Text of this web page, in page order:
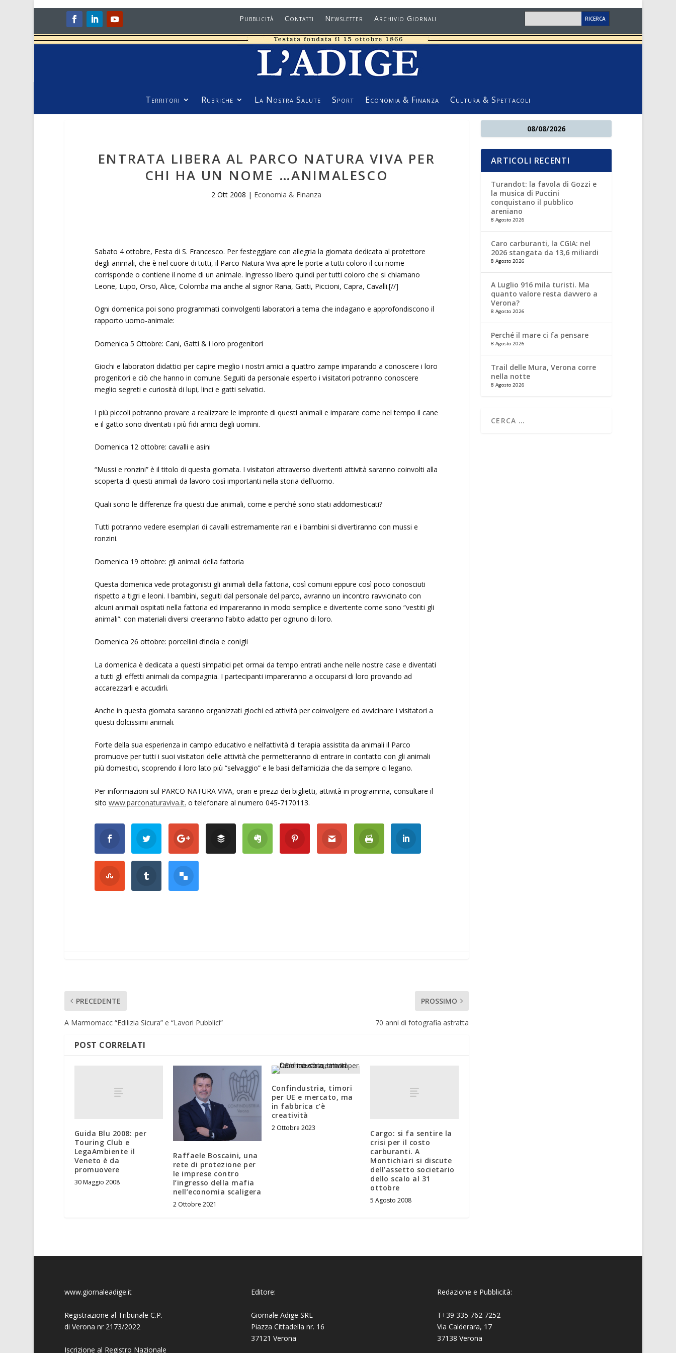
Pubblicità Contatti Newsletter Archivio Giornali
Territori Rubriche La Nostra Salute Sport Economia & Finanza Cultura & Spettacoli
ENTRATA LIBERA AL PARCO NATURA VIVA PER
CHI HA UN NOME …ANIMALESCO
2 Ott 2008 | Economia & Finanza
Sabato 4 ottobre, Festa di S. Francesco. Per festeggiare con allegria la giornata dedicata al protettore
degli animali, che è nel cuore di tutti, il Parco Natura Viva apre le porte a tutti coloro il cui nome
corrisponde o contiene il nome di un animale. Ingresso libero quindi per tutti coloro che si chiamano
Leone, Lupo, Orso, Alice, Colomba ma anche al signor Rana, Gatti, Piccioni, Capra, Cavalli.[//]
Ogni domenica poi sono programmati coinvolgenti laboratori a tema che indagano e approfondiscono il
rapporto uomo-animale:
Domenica 5 Ottobre: Cani, Gatti & i loro progenitori
Giochi e laboratori didattici per capire meglio i nostri amici a quattro zampe imparando a conoscere i loro
progenitori e ciò che hanno in comune. Seguiti da personale esperto i visitatori potranno conoscere
meglio segreti e curiosità di lupi, linci e gatti selvatici.
I più piccoli potranno provare a realizzare le impronte di questi animali e imparare come nel tempo il cane
e il gatto sono diventati i più fidi amici degli uomini.
Domenica 12 ottobre: cavalli e asini
“Mussi e ronzini” è il titolo di questa giornata. I visitatori attraverso divertenti attività saranno coinvolti alla
scoperta di questi animali da lavoro così importanti nella storia dell’uomo.
Quali sono le differenze fra questi due animali, come e perché sono stati addomesticati?
Tutti potranno vedere esemplari di cavalli estremamente rari e i bambini si divertiranno con mussi e
ronzini.
Domenica 19 ottobre: gli animali della fattoria
Questa domenica vede protagonisti gli animali della fattoria, così comuni eppure così poco conosciuti
rispetto a tigri e leoni. I bambini, seguiti dal personale del parco, avranno un incontro ravvicinato con
alcuni animali ospitati nella fattoria ed impareranno in modo semplice e divertente come sono “vestiti gli
animali”: con materiali diversi creeranno l’abito adatto per ognuno di loro.
Domenica 26 ottobre: porcellini d’india e conigli
La domenica è dedicata a questi simpatici pet ormai da tempo entrati anche nelle nostre case e diventati
a tutti gli effetti animali da compagnia. I partecipanti impareranno a occuparsi di loro provando ad
accarezzarli e accudirli.
Anche in questa giornata saranno organizzati giochi ed attività per coinvolgere ed avvicinare i visitatori a
questi dolcissimi animali.
Forte della sua esperienza in campo educativo e nell’attività di terapia assistita da animali il Parco
promuove per tutti i suoi visitatori delle attività che permetteranno di entrare in contatto con gli animali
più domestici, scoprendo il loro lato più “selvaggio” e le basi dell’amicizia che da sempre ci legano.
Per informazioni sul PARCO NATURA VIVA, orari e prezzi dei biglietti, attività in programma, consultare il
sito www.parconaturaviva.it. o telefonare al numero 045-7170113.
PRECEDENTE
A Marmomacc “Edilizia Sicura” e “Lavori Pubblici”
PROSSIMO
70 anni di fotografia astratta
POST CORRELATI
Guida Blu 2008: per
Touring Club e
LegaAmbiente il
Veneto è da
promuovere
30 Maggio 2008
Raffaele Boscaini, una
rete di protezione per
le imprese contro
l’ingresso della mafia
nell’economia scaligera
2 Ottobre 2021
Confindustria, timori
per UE e mercato, ma
in fabbrica c’è
creatività
2 Ottobre 2023
Cargo: si fa sentire la
crisi per il costo
carburanti. A
Montichiari si discute
dell’assetto societario
dello scalo al 31
ottobre
5 Agosto 2008
08/08/2026
ARTICOLI RECENTI
Turandot: la favola di Gozzi e
la musica di Puccini
conquistano il pubblico
areniano
8 Agosto 2026
Caro carburanti, la CGIA: nel
2026 stangata da 13,6 miliardi
8 Agosto 2026
A Luglio 916 mila turisti. Ma
quanto valore resta davvero a
Verona?
8 Agosto 2026
Perché il mare ci fa pensare
8 Agosto 2026
Trail delle Mura, Verona corre
nella notte
8 Agosto 2026
www.giornaleadige.it
Registrazione al Tribunale C.P.
di Verona nr 2173/2022
Iscrizione al Registro Nazionale
Editore:
Giornale Adige SRL
Piazza Cittadella nr. 16
37121 Verona
Redazione e Pubblicità:
T+39 335 762 7252
Via Calderara, 17
37138 Verona